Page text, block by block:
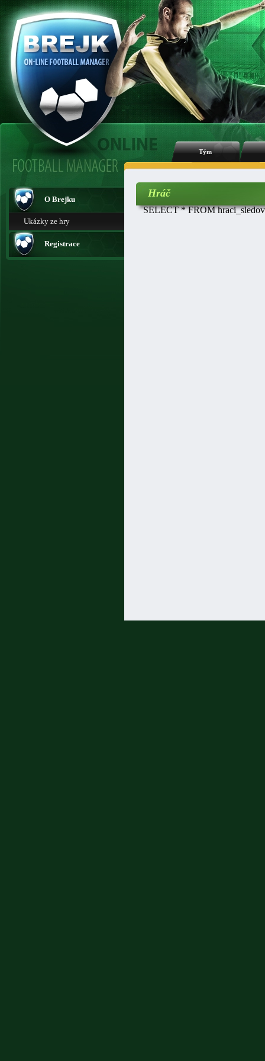
Tým
O Brejku
Ukázky ze hry
Registrace
Hráč
SELECT * FROM